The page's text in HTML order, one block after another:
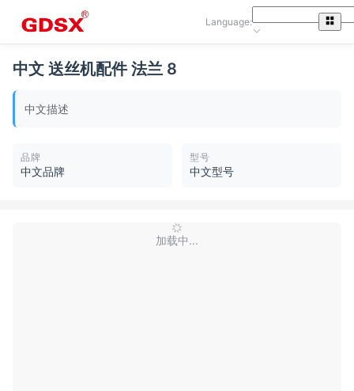
Language:
中文 送丝机配件 法兰 8
中文描述
品牌
中文品牌
型号
中文型号
加载中...